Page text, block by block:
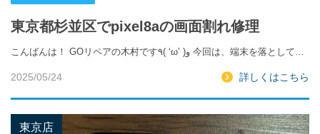
東京都杉並区でpixel8aの画面割れ修理
こんばんは！ GOリペアの木村です٩( ‘ω’ )و 今回は、端末を落として…
2025/05/24 詳しくはこちら
東京店